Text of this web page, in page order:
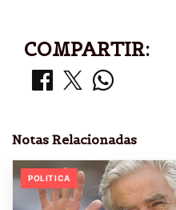
COMPARTIR:
Notas Relacionadas
POLITICA